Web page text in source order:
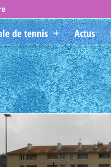
de tennis Actus